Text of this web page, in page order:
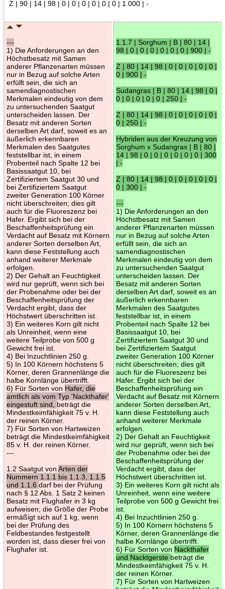
Z | 90 | 14 | 98 | 0 | 0 | 0 | 0 | 0 | 0 | 1.000 | -
---
1) Die Anforderungen an den
Höchstbesatz mit Samen
anderer Pflanzenarten müssen
nur in Bezug auf solche Arten
erfüllt sein, die sich an
samendiagnostischen
Merkmalen eindeutig von dem
zu untersuchenden Saatgut
unterscheiden lassen. Der
Besatz mit anderen Sorten
derselben Art darf, soweit es an
äußerlich erkennbaren
Merkmalen des Saatgutes
feststellbar ist, in einem
Probenteil nach Spalte 12 bei
Basissaatgut 10, bei
Zertifiziertem Saatgut 30 und
bei Zertifiziertem Saatgut
zweiter Generation 100 Körner
nicht überschreiten; dies gilt
auch für die Fluoreszenz bei
Hafer. Ergibt sich bei der
Beschaffenheitsprüfung ein
Verdacht auf Besatz mit Körnern
anderer Sorten derselben Art,
kann diese Feststellung auch
anhand weiterer Merkmale
erfolgen.
2) Der Gehalt an Feuchtigkeit
wird nur geprüft, wenn sich bei
der Probenahme oder bei der
Beschaffenheitsprüfung der
Verdacht ergibt, dass der
Höchstwert überschritten ist.
3) Ein weiteres Korn gilt nicht
als Unreinheit, wenn eine
weitere Teilprobe von 500 g
Gewicht frei ist.
4) Bei Inzuchtlinien 250 g.
5) In 100 Körnern höchstens 5
Körner, deren Grannenlänge die
halbe Kornlänge übertrifft.
6) Für Sorten von Hafer, die
amtlich als vom Typ 'Nackthafer'
eingestuft sind, beträgt die
Mindestkeimfähigkeit 75 v. H.
der reinen Körner.
7) Für Sorten von Hartweizen
beträgt die Mindestkeimfähigkeit
85 v. H. der reinen Körner.
---
1.2 Saatgut von Arten der
Nummern 1.1.1 bis 1.1.3, 1.1.5
und 1.1.6 darf bei der Prüfung
nach § 12 Abs. 1 Satz 2 keinen
Besatz mit Flughafer in 3 kg
aufweisen; die Größe der Probe
ermäßigt sich auf 1 kg, wenn
bei der Prüfung des
Feldbestandes festgestellt
worden ist, dass dieser frei von
Flughafer ist.
1.1.7 | Sorghum | B | 80 | 14 |
98 | 0 | 0 | 0 | 0 | 0 | 0 | 900 | -
Z | 80 | 14 | 98 | 0 | 0 | 0 | 0 | 0 |
0 | 900 | -
Sudangras | B | 80 | 14 | 98 | 0 |
0 | 0 | 0 | 0 | 0 | 250 | -
Z | 80 | 14 | 98 | 0 | 0 | 0 | 0 | 0 |
0 | 250 | -
Hybriden aus der Kreuzung von
Sorghum x Sudangras | B | 80 |
14 | 98 | 0 | 0 | 0 | 0 | 0 | 0 | 300
| -
Z | 80 | 14 | 98 | 0 | 0 | 0 | 0 | 0 |
0 | 300 | -
---
1) Die Anforderungen an den
Höchstbesatz mit Samen
anderer Pflanzenarten müssen
nur in Bezug auf solche Arten
erfüllt sein, die sich an
samendiagnostischen
Merkmalen eindeutig von dem
zu untersuchenden Saatgut
unterscheiden lassen. Der
Besatz mit anderen Sorten
derselben Art darf, soweit es an
äußerlich erkennbaren
Merkmalen des Saatgutes
feststellbar ist, in einem
Probenteil nach Spalte 12 bei
Basissaatgut 10, bei
Zertifiziertem Saatgut 30 und
bei Zertifiziertem Saatgut
zweiter Generation 100 Körner
nicht überschreiten; dies gilt
auch für die Fluoreszenz bei
Hafer. Ergibt sich bei der
Beschaffenheitsprüfung ein
Verdacht auf Besatz mit Körnern
anderer Sorten derselben Art,
kann diese Feststellung auch
anhand weiterer Merkmale
erfolgen.
2) Der Gehalt an Feuchtigkeit
wird nur geprüft, wenn sich bei
der Probenahme oder bei der
Beschaffenheitsprüfung der
Verdacht ergibt, dass der
Höchstwert überschritten ist.
3) Ein weiteres Korn gilt nicht als
Unreinheit, wenn eine weitere
Teilprobe von 500 g Gewicht frei
ist.
4) Bei Inzuchtlinien 250 g.
5) In 100 Körnern höchstens 5
Körner, deren Grannenlänge die
halbe Kornlänge übertrifft.
6) Für Sorten von Nackthafer
und Nacktgerste beträgt die
Mindestkeimfähigkeit 75 v. H.
der reinen Körner.
7) Für Sorten von Hartweizen